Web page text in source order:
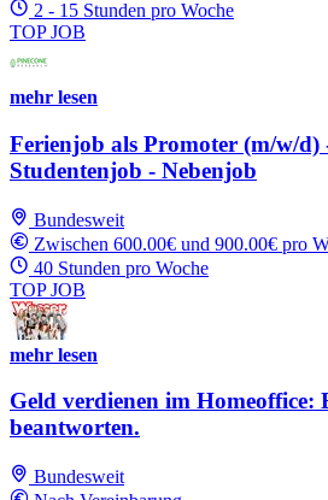
2 - 15 Stunden pro Woche
TOP JOB
mehr lesen
Ferienjob als Promoter (m/w/d)
Studentenjob - Nebenjob
Bundesweit
Zwischen 600.00€ und 900.00€ pro
40 Stunden pro Woche
TOP JOB
mehr lesen
Geld verdienen im Homeoffice:
beantworten.
Bundesweit